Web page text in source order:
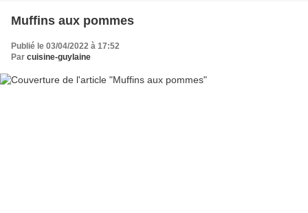
Muffins aux pommes
Publié le 03/04/2022 à 17:52
Par cuisine-guylaine